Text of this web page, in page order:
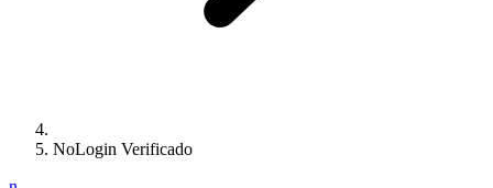
NoLogin Verificado